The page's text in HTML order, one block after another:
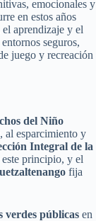
emocionales y
en estos años
aprendizaje y el
seguros,
juego y recreación
del Niño
al esparcimiento y
Integral de la
principio, y el
fija
verdes públicas en